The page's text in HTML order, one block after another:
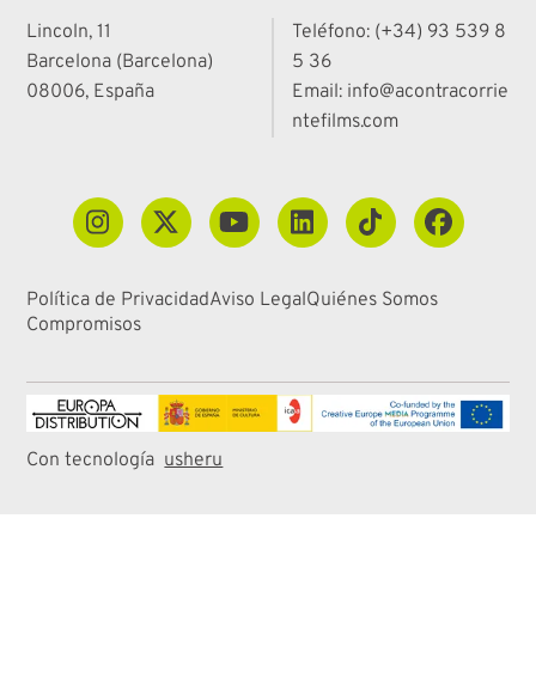
Lincoln, 11
Barcelona (Barcelona)
08006, España
Teléfono: (+34) 93 539 8
5 36
Email: info@acontracorrie
ntefilms.com
Política de PrivacidadAviso LegalQuiénes Somos
Compromisos
Con tecnología usheru